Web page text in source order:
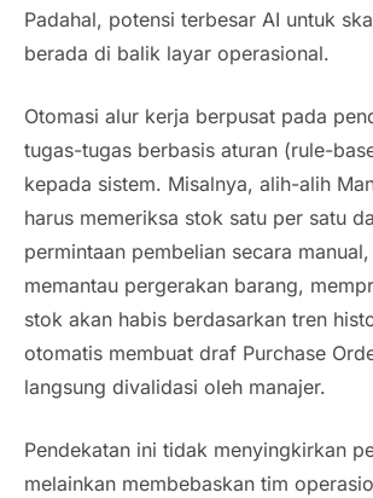
Padahal, potensi terbesar AI untuk
berada di balik layar operasional.
Otomasi alur kerja berpusat pada
tugas-tugas berbasis aturan (rule-
kepada sistem. Misalnya, alih-alih
harus memeriksa stok satu per satu
permintaan pembelian secara
memantau pergerakan barang,
stok akan habis berdasarkan tren
otomatis membuat draf Purchase
langsung divalidasi oleh manajer.
Pendekatan ini tidak menyingkirkan
melainkan membebaskan tim